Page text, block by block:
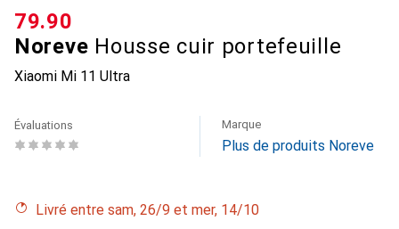
Noreve Housse cuir portefeuille
Xiaomi Mi 11 Ultra
CHF
79.90
Évaluations Marque
Plus de produits Noreve
Livré entre sam, 26/9 et mer, 14/10